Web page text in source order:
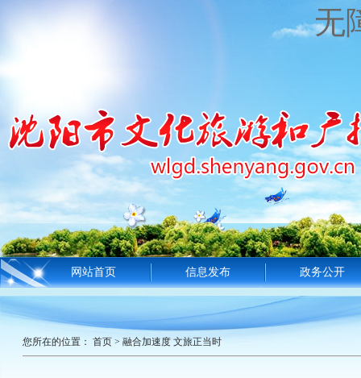
无
网站首页 信息发布 政务公开
您所在的位置： 首页 > 融合加速度 文旅正当时